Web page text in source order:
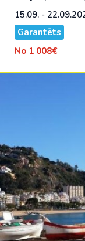
15.09. -
Garantēts
No 1 008€